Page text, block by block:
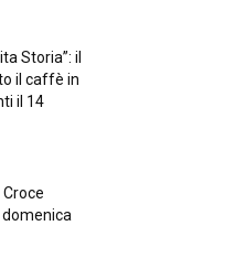
Storia”: il
il caffè in
il 14